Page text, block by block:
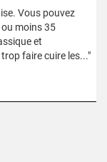
Vous pouvez
moins 35
et
faire cuire les..."